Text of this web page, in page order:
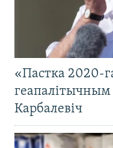
«Пастка 2020-
геапалітычным
Карбалевіч